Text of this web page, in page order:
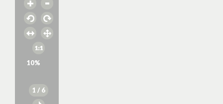
10%
1 / 6